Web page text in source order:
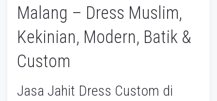
Malang – Dress Muslim,
Kekinian, Modern, Batik &
Custom
Jasa Jahit Dress Custom di